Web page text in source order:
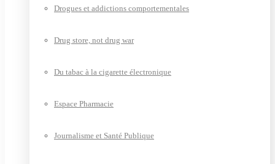
Drogues et addictions comportementales
Drug store, not drug war
Du tabac à la cigarette électronique
Espace Pharmacie
Journalisme et Santé Publique